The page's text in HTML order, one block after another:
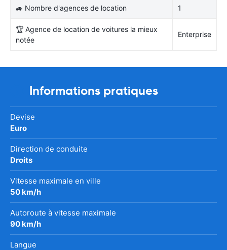
🚙 Nombre d'agences de location 1
🏆 Agence de location de voitures la mieux
notée
Enterprise
Informations pratiques
Devise
Euro
Direction de conduite
Droits
Vitesse maximale en ville
50 km/h
Autoroute à vitesse maximale
90 km/h
Langue